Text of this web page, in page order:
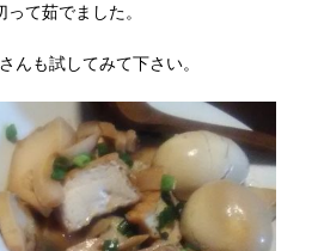
て茹でました。
んも試してみて下さい。